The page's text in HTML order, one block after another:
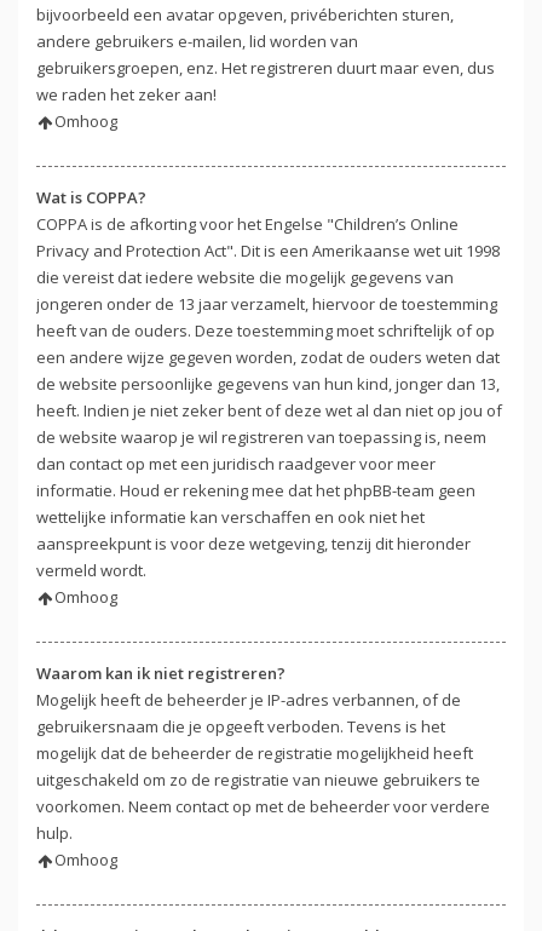
bijvoorbeeld een avatar opgeven, privéberichten sturen,
andere gebruikers e-mailen, lid worden van
gebruikersgroepen, enz. Het registreren duurt maar even, dus
we raden het zeker aan!
Omhoog
Wat is COPPA?
COPPA is de afkorting voor het Engelse "Children’s Online
Privacy and Protection Act". Dit is een Amerikaanse wet uit 1998
die vereist dat iedere website die mogelijk gegevens van
jongeren onder de 13 jaar verzamelt, hiervoor de toestemming
heeft van de ouders. Deze toestemming moet schriftelijk of op
een andere wijze gegeven worden, zodat de ouders weten dat
de website persoonlijke gegevens van hun kind, jonger dan 13,
heeft. Indien je niet zeker bent of deze wet al dan niet op jou of
de website waarop je wil registreren van toepassing is, neem
dan contact op met een juridisch raadgever voor meer
informatie. Houd er rekening mee dat het phpBB-team geen
wettelijke informatie kan verschaffen en ook niet het
aanspreekpunt is voor deze wetgeving, tenzij dit hieronder
vermeld wordt.
Omhoog
Waarom kan ik niet registreren?
Mogelijk heeft de beheerder je IP-adres verbannen, of de
gebruikersnaam die je opgeeft verboden. Tevens is het
mogelijk dat de beheerder de registratie mogelijkheid heeft
uitgeschakeld om zo de registratie van nieuwe gebruikers te
voorkomen. Neem contact op met de beheerder voor verdere
hulp.
Omhoog